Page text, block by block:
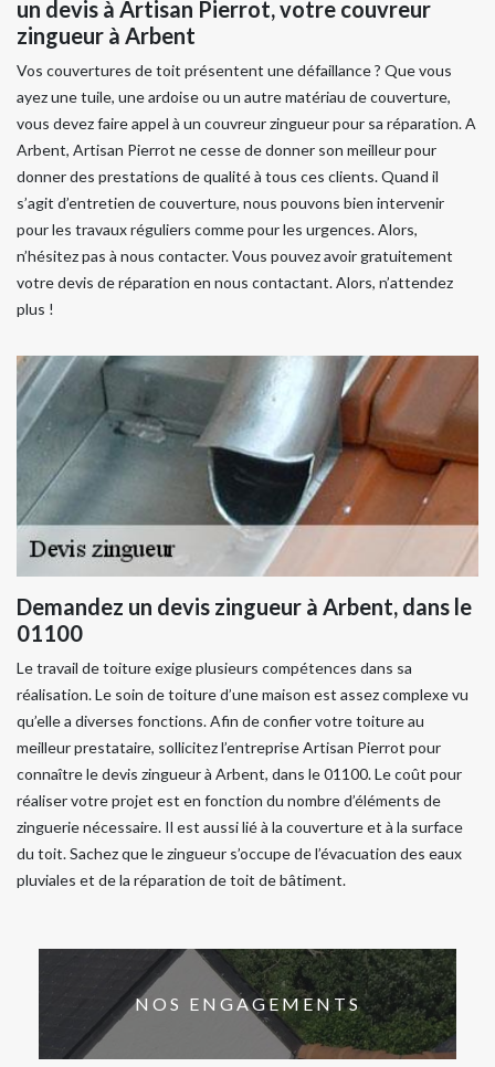
un devis à Artisan Pierrot, votre couvreur
zingueur à Arbent
Vos couvertures de toit présentent une défaillance ? Que vous
ayez une tuile, une ardoise ou un autre matériau de couverture,
vous devez faire appel à un couvreur zingueur pour sa réparation. A
Arbent, Artisan Pierrot ne cesse de donner son meilleur pour
donner des prestations de qualité à tous ces clients. Quand il
s’agit d’entretien de couverture, nous pouvons bien intervenir
pour les travaux réguliers comme pour les urgences. Alors,
n’hésitez pas à nous contacter. Vous pouvez avoir gratuitement
votre devis de réparation en nous contactant. Alors, n’attendez
plus !
Demandez un devis zingueur à Arbent, dans le
01100
Le travail de toiture exige plusieurs compétences dans sa
réalisation. Le soin de toiture d’une maison est assez complexe vu
qu’elle a diverses fonctions. Afin de confier votre toiture au
meilleur prestataire, sollicitez l’entreprise Artisan Pierrot pour
connaître le devis zingueur à Arbent, dans le 01100. Le coût pour
réaliser votre projet est en fonction du nombre d’éléments de
zinguerie nécessaire. Il est aussi lié à la couverture et à la surface
du toit. Sachez que le zingueur s’occupe de l’évacuation des eaux
pluviales et de la réparation de toit de bâtiment.
NOS ENGAGEMENTS